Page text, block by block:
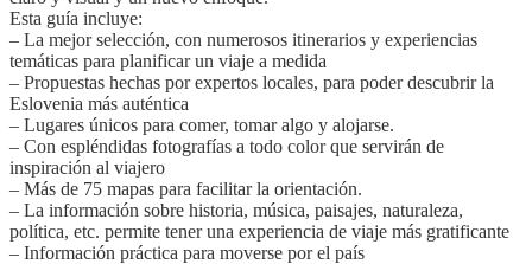
Esta guía incluye:
– La mejor selección, con numerosos itinerarios y experiencias
temáticas para planificar un viaje a medida
– Propuestas hechas por expertos locales, para poder descubrir la
Eslovenia más auténtica
– Lugares únicos para comer, tomar algo y alojarse.
– Con espléndidas fotografías a todo color que servirán de
inspiración al viajero
– Más de 75 mapas para facilitar la orientación.
– La información sobre historia, música, paisajes, naturaleza,
política, etc. permite tener una experiencia de viaje más gratificante
– Información práctica para moverse por el país